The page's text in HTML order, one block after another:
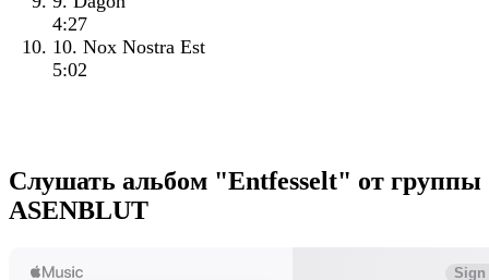
4:27
10. Nox Nostra Est
5:02
Слушать альбом "Entfesselt" от группы
ASENBLUT